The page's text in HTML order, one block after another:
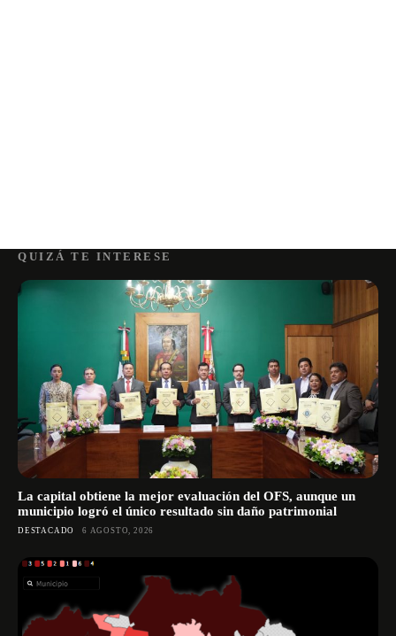
QUIZÁ TE INTERESE
La capital obtiene la mejor evaluación del OFS, aunque un
municipio logró el único resultado sin daño patrimonial
DESTACADO 6 AGOSTO, 2026